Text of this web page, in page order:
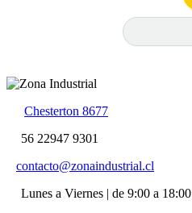
Chesterton 8677
56 22947 9301
contacto@zonaindustrial.cl
Lunes a Viernes | de 9:00 a 18:00